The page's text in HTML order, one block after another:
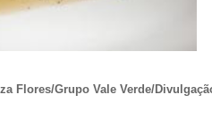
Flores/Grupo Vale Verde/